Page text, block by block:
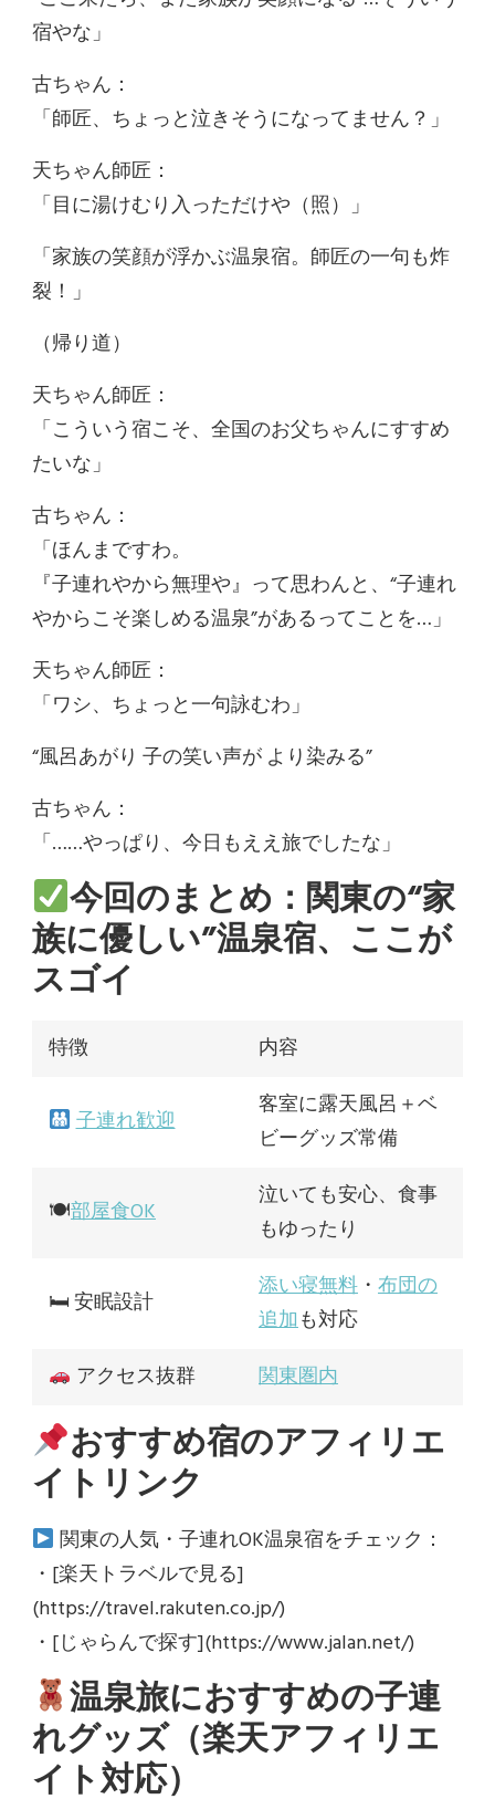
宿やな」
古ちゃん：
「師匠、ちょっと泣きそうになってません？」
天ちゃん師匠：
「目に湯けむり入っただけや（照）」
「家族の笑顔が浮かぶ温泉宿。師匠の一句も炸
裂！」
（帰り道）
天ちゃん師匠：
「こういう宿こそ、全国のお父ちゃんにすすめ
たいな」
古ちゃん：
「ほんまですわ。
『子連れやから無理や』って思わんと、“子連れ
やからこそ楽しめる温泉”があるってことを…」
天ちゃん師匠：
「ワシ、ちょっと一句詠むわ」
“風呂あがり 子の笑い声が より染みる”
古ちゃん：
「……やっぱり、今日もええ旅でしたな」
今回のまとめ：関東の“家
族に優しい”温泉宿、ここが
スゴイ
特徴 内容
子連れ歓迎
客室に露天風呂＋ベ
ビーグッズ常備
🍽部屋食OK
泣いても安心、食事
もゆったり
🛏 安眠設計
添い寝無料 ・ 布団の
追加も対応
アクセス抜群
関東圏内
おすすめ宿のアフィリエ
イトリンク
関東の人気・子連れOK温泉宿をチェック：
・[楽天トラベルで見る]
(https://travel.rakuten.co.jp/)
・[じゃらんで探す](https://www.jalan.net/)
温泉旅におすすめの子連
れグッズ（楽天アフィリエ
イト対応）